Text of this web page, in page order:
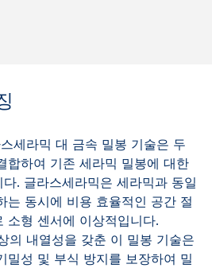
세라믹 대 금속 밀봉 기술은 두
합하여 기존 세라믹 밀봉에 대한
. 글라스세라믹은 세라믹과 동일
는 동시에 비용 효율적인 공간 절
소형 센서에 이상적입니다.
의 내열성을 갖춘 이 밀봉 기술은
밀성 및 부식 방지를 보장하여 밀